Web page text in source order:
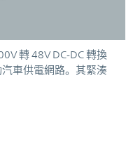
轉 48V DC-DC 轉換
車供電網路。其緊湊